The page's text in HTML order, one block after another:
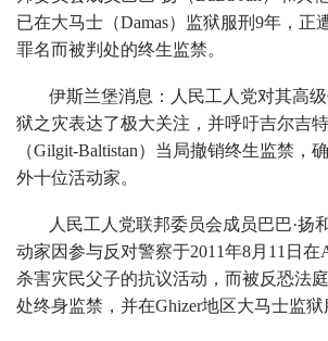
已在大马士（Damas）监狱服刑9年，正
罪名而被判处的终生监禁。
伊斯兰堡消息：人民工人党对其高
狱之灾表达了极大关注，并呼吁吉尔吉
（Gilgit-Baltistan）当局撤销终生监禁，
外十位活动家。
人民工人党联邦委员会成员巴巴·扬
动家因参与反对警察于2011年8月11日在
杀害灾民父子的抗议活动，而被反恐法
处终身监禁，并在Ghizer地区大马士监狱